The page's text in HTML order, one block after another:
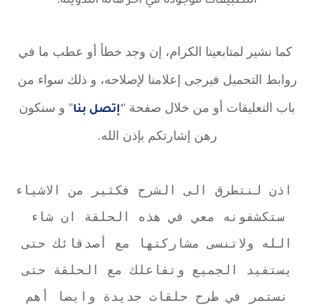
كما نشير لمتابعينا الكرام، إن وجد خطأ أو عطب ما في
روابط التحميل فيرجى إعلامنا لإصلاحه، و ذلك سواء من
باب التعليقات أو من خلال صفحة ''إتصل بنا'' و سنكون
رهن إشارتكم بإذن الله.
اذن لنتطرق الى الشرح فكثير من الاشياء
ستكشفونه معي في هذه الحلقة ان شاء
الله ولاتنسى مشاركتها مع أصدقائك حتى
يستفيد الجميع وتفاعلك مع الحلقة حتى
نستمر في طرح حلقات جديدة وايضا أهم